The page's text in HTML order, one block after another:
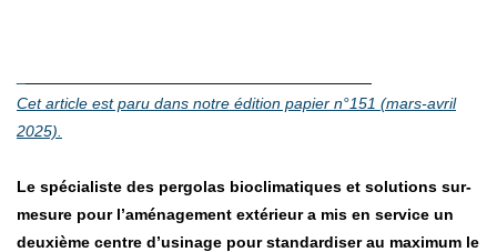
Cet article est paru dans notre édition papier n°151 (mars-avril
2025).
Le spécialiste des pergolas bioclimatiques et solutions sur-
mesure pour l’aménagement extérieur a mis en service un
deuxième centre d’usinage pour standardiser au maximum le